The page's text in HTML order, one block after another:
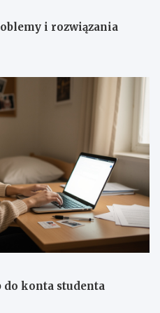
i rozwiązania
do konta studenta